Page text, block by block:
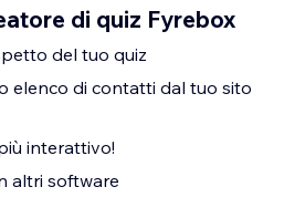
di quiz Fyrebox
del tuo quiz
elenco di contatti dal tuo sito
interattivo!
altri software